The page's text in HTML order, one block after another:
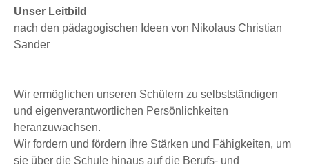
Unser Leitbild
nach den pädagogischen Ideen von Nikolaus Christian
Sander
Wir ermöglichen unseren Schülern zu selbstständigen
und eigenverantwortlichen Persönlichkeiten
heranzuwachsen.
Wir fordern und fördern ihre Stärken und Fähigkeiten, um
sie über die Schule hinaus auf die Berufs- und